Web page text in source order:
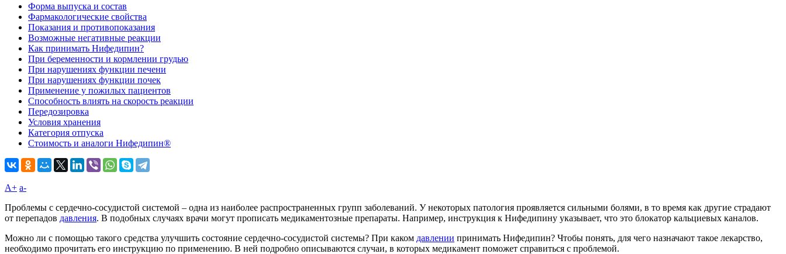
Форма выпуска и состав
Фармакологические свойства
Показания и противопоказания
Возможные негативные реакции
Как принимать Нифедипин?
При беременности и кормлении грудью
При нарушениях функции печени
При нарушениях функции почек
Применение у пожилых пациентов
Способность влиять на скорость реакции
Передозировка
Условия хранения
Категория отпуска
Стоимость и аналоги Нифедипин®
A+ а-
Проблемы с сердечно-сосудистой системой – одна из наиболее распространенных групп заболеваний. У некоторых патология проявляется сильными болями, в то время как другие страдают
от перепадов давления. В подобных случаях врачи могут прописать медикаментозные препараты. Например, инструкция к Нифедипину указывает, что это блокатор кальциевых каналов.
Можно ли с помощью такого средства улучшить состояние сердечно-сосудистой системы? При каком давлении принимать Нифедипин? Чтобы понять, для чего назначают такое лекарство,
необходимо прочитать его инструкцию по применению. В ней подробно описываются случаи, в которых медикамент поможет справиться с проблемой.